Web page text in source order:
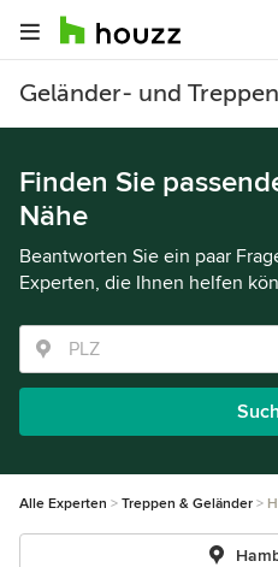
Geländer- und
Finden Sie
Nähe
Beantworten Sie ein paar
Experten, die Ihnen helfen
Alle Experten Treppen & Geländer